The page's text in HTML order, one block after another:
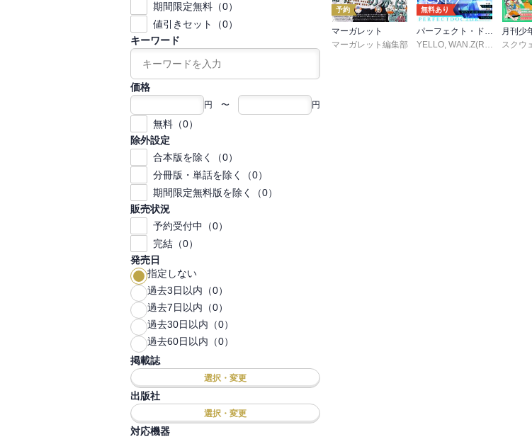
期間限定無料（0）
値引きセット（0）
キーワード
価格
円 〜 円
無料（0）
除外設定
合本版を除く（0）
分冊版・単話を除く（0）
期間限定無料版を除く（0）
販売状況
予約受付中（0）
完結（0）
発売日
指定しない
過去3日以内（0）
過去7日以内（0）
過去30日以内（0）
過去60日以内（0）
掲載誌
選択・変更
出版社
選択・変更
対応機器
予約
マーガレット
マーガレット編集部
無料あり
パーフェクト・ドクター【タテヨミ】
YELLO, WAN.Z(REDICE STUDIO)
月刊少